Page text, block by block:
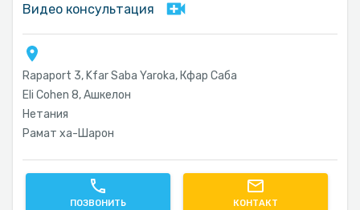
Видео консультация
Rapaport 3, Kfar Saba Yaroka, Кфар Саба
Eli Cohen 8, Ашкелон
Нетания
Рамат ха-Шарон
ПОЗВОНИТЬ КОНТАКТ